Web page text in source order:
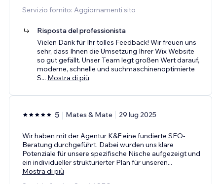
Servizio fornito: Aggiornamenti sito
Risposta del professionista
Vielen Dank für Ihr tolles Feedback! Wir freuen uns
sehr, dass Ihnen die Umsetzung Ihrer Wix Website
so gut gefällt. Unser Team legt großen Wert darauf,
moderne, schnelle und suchmaschinenoptimierte
S... Mostra di più
5 Mates & Mate 29 lug 2025
Wir haben mit der Agentur K&F eine fundierte SEO-
Beratung durchgeführt. Dabei wurden uns klare
Potenziale für unsere spezifische Nische aufgezeigt und
ein individueller strukturierter Plan für unseren...
Mostra di più